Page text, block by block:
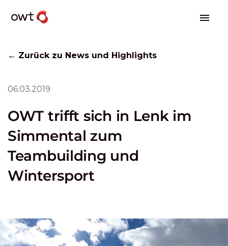
← Zurück zu News und Highlights
06.03.2019
OWT trifft sich in Lenk im
Simmental zum
Teambuilding und
Wintersport